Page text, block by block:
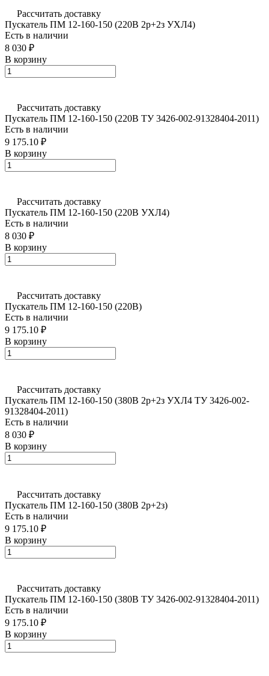
Рассчитать доставку
Пускатель ПМ 12-160-150 (220В 2р+2з УХЛ4)
Есть в наличии
8 030 ₽
В корзину
Рассчитать доставку
Пускатель ПМ 12-160-150 (220В ТУ 3426-002-91328404-2011)
Есть в наличии
9 175.10 ₽
В корзину
Рассчитать доставку
Пускатель ПМ 12-160-150 (220В УХЛ4)
Есть в наличии
8 030 ₽
В корзину
Рассчитать доставку
Пускатель ПМ 12-160-150 (220В)
Есть в наличии
9 175.10 ₽
В корзину
Рассчитать доставку
Пускатель ПМ 12-160-150 (380В 2р+2з УХЛ4 ТУ 3426-002-
91328404-2011)
Есть в наличии
8 030 ₽
В корзину
Рассчитать доставку
Пускатель ПМ 12-160-150 (380В 2р+2з)
Есть в наличии
9 175.10 ₽
В корзину
Рассчитать доставку
Пускатель ПМ 12-160-150 (380В ТУ 3426-002-91328404-2011)
Есть в наличии
9 175.10 ₽
В корзину